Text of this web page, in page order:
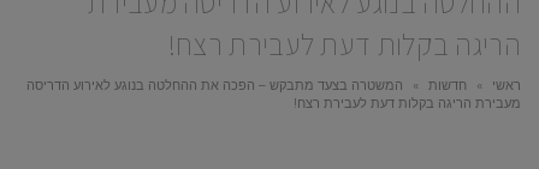
הריגה בקלות דעת לעבירת רצח!
ראשי » חדשות »
המשטרה בצעד מתבקש – הפכה את ההחלטה בנוגע לאירוע הדריסה
מעבירת הריגה בקלות דעת לעבירת רצח!